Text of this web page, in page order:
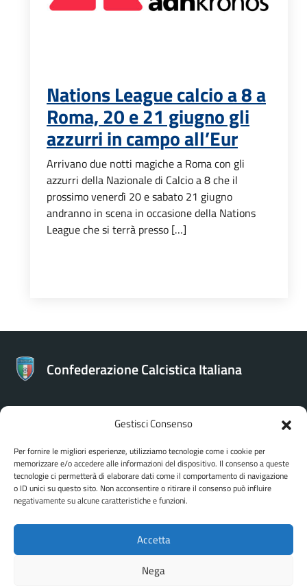
Gestisci Consenso
Per fornire le migliori esperienze, utilizziamo tecnologie come i cookie per
memorizzare e/o accedere alle informazioni del dispositivo. Il consenso a queste
tecnologie ci permetterà di elaborare dati come il comportamento di navigazione
o ID unici su questo sito. Non acconsentire o ritirare il consenso può influire
negativamente su alcune caratteristiche e funzioni.
Accetta
Nega
Nations League calcio a 8 a
Roma, 20 e 21 giugno gli
azzurri in campo all’Eur
Arrivano due notti magiche a Roma con gli
azzurri della Nazionale di Calcio a 8 che il
prossimo venerdì 20 e sabato 21 giugno
andranno in scena in occasione della Nations
League che si terrà presso […]
Confederazione Calcistica Italiana
CONTATTI
Confederazione Calcistica Italiana
Via Bartolomeo Gosio 106 - Roma